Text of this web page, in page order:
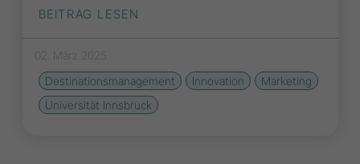
BEITRAG LESEN
02. März 2025
Destinationsmanagement
Innovation
Marketing
Universität Innsbruck